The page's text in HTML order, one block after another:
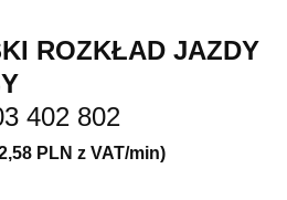
ROZKŁAD JAZDY
402 802
PLN z VAT/min)